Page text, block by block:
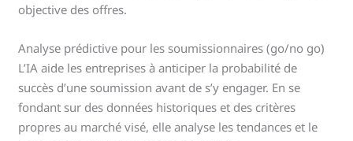
objective des offres.
Analyse prédictive pour les soumissionnaires (go/no go)
L’IA aide les entreprises à anticiper la probabilité de
succès d’une soumission avant de s’y engager. En se
fondant sur des données historiques et des critères
propres au marché visé, elle analyse les tendances et le